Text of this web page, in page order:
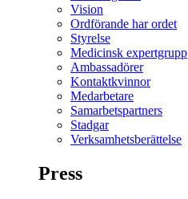
Vision
Ordförande har ordet
Styrelse
Medicinsk expertgrupp
Ambassadörer
Kontaktkvinnor
Medarbetare
Samarbetspartners
Stadgar
Verksamhetsberättelse
Press